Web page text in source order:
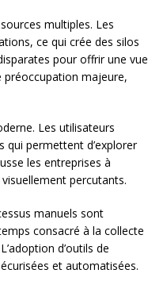
multiples. Les
ce qui crée des silos
pour offrir une vue
préoccupation majeure,
Les utilisateurs
qui permettent d’explorer
les entreprises à
percutants.
manuels sont
consacré à la collecte
d’outils de
et automatisées.